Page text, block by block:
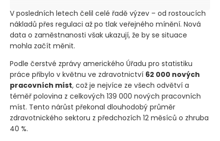
V posledních letech čelil celé řadě výzev – od rostoucích
nákladů přes regulaci až po tlak veřejného mínění. Nová
data o zaměstnanosti však ukazují, že by se situace
mohla začít měnit.
Podle čerstvé zprávy amerického Úřadu pro statistiku
práce přibylo v květnu ve zdravotnictví 62 000 nových
pracovních míst, což je nejvíce ze všech odvětví a
téměř polovina z celkových 139 000 nových pracovních
míst. Tento nárůst překonal dlouhodobý průměr
zdravotnického sektoru z předchozích 12 měsíců o zhruba
40 %.